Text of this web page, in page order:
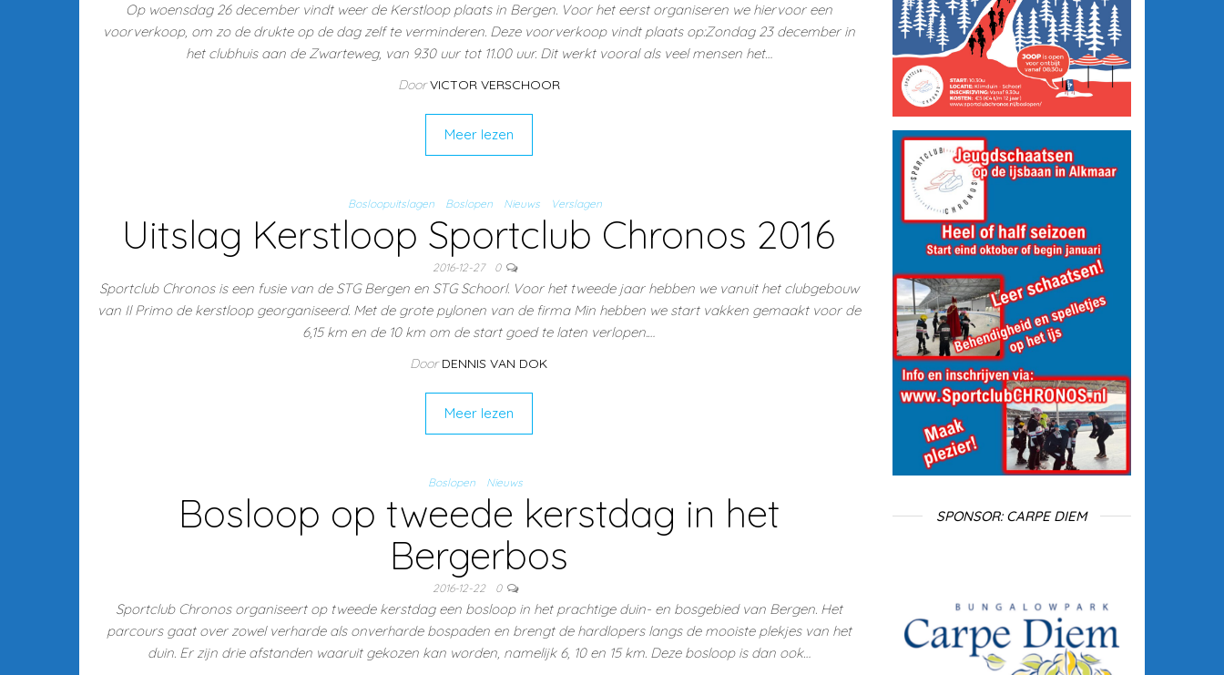
Op woensdag 26 december vindt weer de Kerstloop plaats in Bergen. Voor het eerst organiseren we hiervoor een
voorverkoop, om zo de drukte op de dag zelf te verminderen. Deze voorverkoop vindt plaats op:Zondag 23 december in
het clubhuis aan de Zwarteweg, van 9.30 uur tot 11.00 uur. Dit werkt vooral als veel mensen het…
Door VICTOR VERSCHOOR
Meer lezen
Bosloopuitslagen Boslopen Nieuws Verslagen
Uitslag Kerstloop Sportclub Chronos 2016
2016-12-27 0
Sportclub Chronos is een fusie van de STG Bergen en STG Schoorl. Voor het tweede jaar hebben we vanuit het clubgebouw
van Il Primo de kerstloop georganiseerd. Met de grote pylonen van de firma Min hebben we start vakken gemaakt voor de
6,15 km en de 10 km om de start goed te laten verlopen.…
Door DENNIS VAN DOK
Meer lezen
Boslopen Nieuws
Bosloop op tweede kerstdag in het
Bergerbos
2016-12-22 0
Sportclub Chronos organiseert op tweede kerstdag een bosloop in het prachtige duin- en bosgebied van Bergen. Het
parcours gaat over zowel verharde als onverharde bospaden en brengt de hardlopers langs de mooiste plekjes van het
duin. Er zijn drie afstanden waaruit gekozen kan worden, namelijk 6, 10 en 15 km. Deze bosloop is dan ook…
SPONSOR: CARPE DIEM